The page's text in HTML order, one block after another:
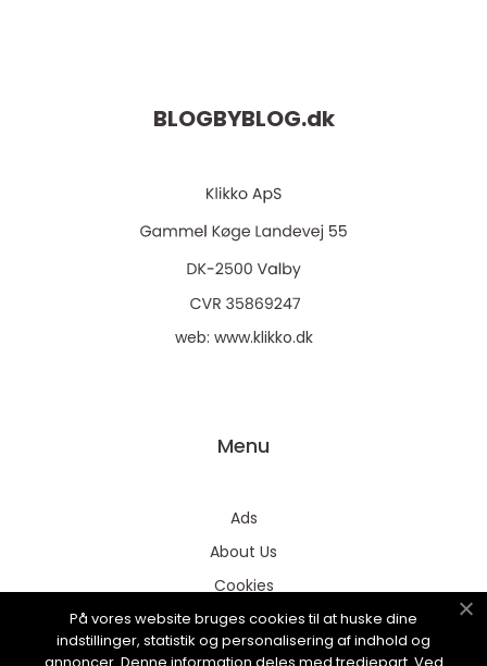
BLOGBYBLOG.dk
web: www.klikko.dk
Menu
Ads
About Us
Cookies
Contact
Sitemap
På vores website bruges cookies til at huske dine
indstillinger, statistik og personalisering af indhold og